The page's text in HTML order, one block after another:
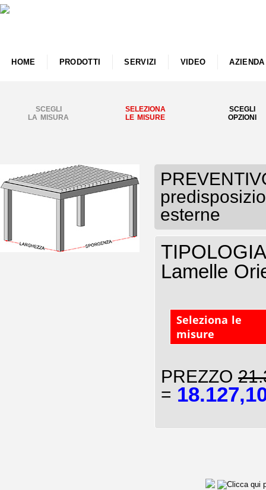
HOME PRODOTTI SERVIZI VIDEO AZIENDA
SCEGLI
LA MISURA
SELEZIONA
LE MISURE
SCEGLI
OPZIONI
esterne
Lamelle
Seleziona le
misure
PREZZO
=